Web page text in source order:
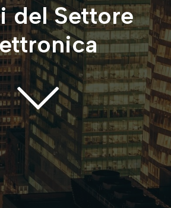
del Settore